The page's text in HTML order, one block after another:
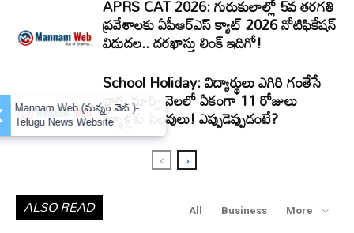
APRS CAT 2026: గురుకులాల్లో 5వ తరగతి
ప్రవేశాలకు ఏపీఆర్‌ఎస్‌ క్యాట్‌ 2026 నోటిఫికేషన్‌
విడుదల.. దరఖాస్తు లింక్‌ ఇదిగో!
School Holiday: విద్యార్థులు ఎగిరి గంతేసే
వార్త..మార్చి నెలలో ఏకంగా 11 రోజులు
స్కూళ్లకు సెలవులు! ఎప్పుడెప్పుడంటే?
ALSO READ All Business More
×
Mannam Web (మన్నం వెబ్ )-
Telugu News Website